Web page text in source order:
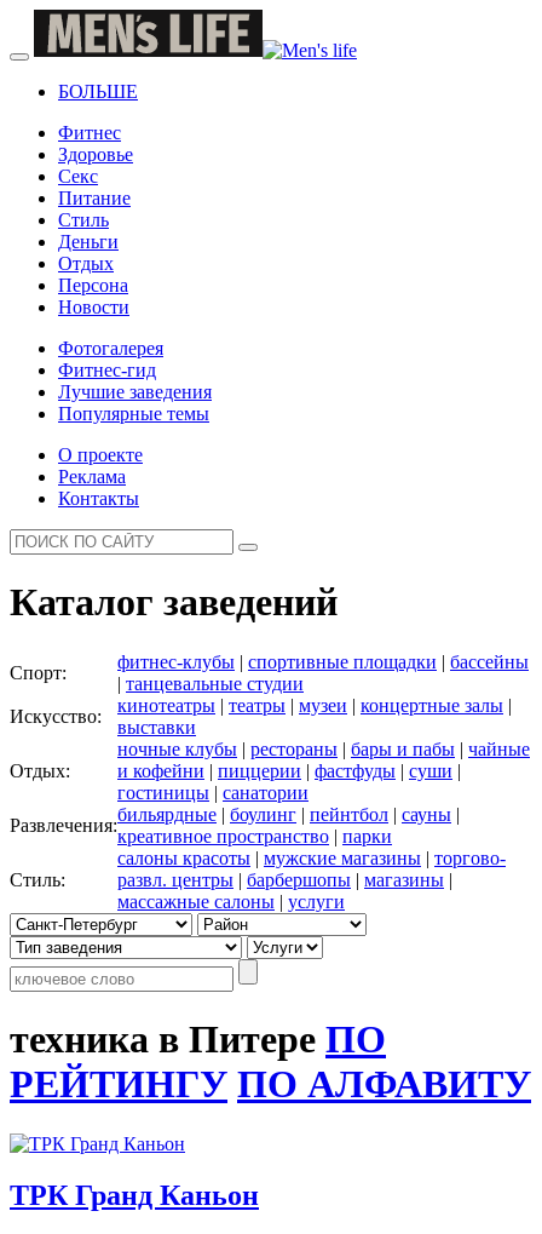
БОЛЬШЕ
Фитнес
Здоровье
Секс
Питание
Стиль
Деньги
Отдых
Персона
Новости
Фотогалерея
Фитнес-гид
Лучшие заведения
Популярные темы
О проекте
Реклама
Контакты
Каталог заведений
Спорт:
фитнес-клубы | спортивные площадки | бассейны
| танцевальные студии
Искусство:
кинотеатры | театры | музеи | концертные залы |
выставки
Отдых:
ночные клубы | рестораны | бары и пабы | чайные
и кофейни | пиццерии | фастфуды | суши |
гостиницы | санатории
Развлечения:
бильярдные | боулинг | пейнтбол | сауны |
креативное пространство | парки
Стиль:
салоны красоты | мужские магазины | торгово-
развл. центры | барбершопы | магазины |
массажные салоны | услуги
техника в Питере ПО
РЕЙТИНГУ ПО АЛФАВИТУ
ТРК Гранд Каньон